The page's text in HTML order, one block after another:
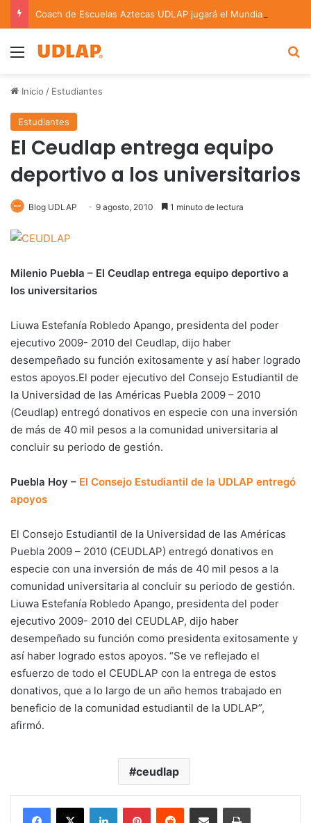
Menu
Inicio / Estudiantes
Estudiantes
El Ceudlap entrega equipo
deportivo a los universitarios
Blog UDLAP 9 agosto, 2010 1 minuto de lectura
Milenio Puebla – El Ceudlap entrega equipo deportivo a
los universitarios
Liuwa Estefanía Robledo Apango, presidenta del poder
ejecutivo 2009- 2010 del Ceudlap, dijo haber
desempeñado su función exitosamente y así haber logrado
estos apoyos.El poder ejecutivo del Consejo Estudiantil de
la Universidad de las Américas Puebla 2009 – 2010
(Ceudlap) entregó donativos en especie con una inversión
de más de 40 mil pesos a la comunidad universitaria al
concluir su periodo de gestión.
Puebla Hoy – El Consejo Estudiantil de la UDLAP entregó
apoyos
El Consejo Estudiantil de la Universidad de las Américas
Puebla 2009 – 2010 (CEUDLAP) entregó donativos en
especie con una inversión de más de 40 mil pesos a la
comunidad universitaria al concluir su periodo de gestión.
Liuwa Estefanía Robledo Apango, presidenta del poder
ejecutivo 2009- 2010 del CEUDLAP, dijo haber
desempeñado su función como presidenta exitosamente y
así haber logrado estos apoyos. “Se ve reflejado el
esfuerzo de todo el CEUDLAP con la entrega de estos
donativos, que a lo largo de un año hemos trabajado en
beneficio de la comunidad estudiantil de la UDLAP”,
afirmó.
ceudlap
LinkedInPinterestReddit Share via Email Print